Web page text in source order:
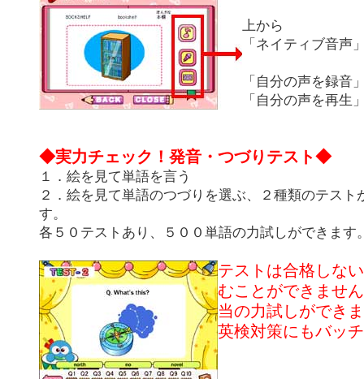
上から
「ネイティブ音声
「自分の声を録音
「自分の声を再生
◆実力チェック！発音・つづりテスト◆
１．絵を見て単語を言う
２．絵を見て単語のつづりを選ぶ、２種類のテスト
す。
各５０テストあり、５００単語の力試しができます
テストは合格しな
むことができませ
当の力試しができ
英検対策にもバッ